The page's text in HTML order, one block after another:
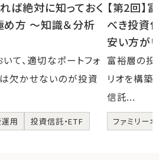
ば絶対に知っておく
方 〜知識＆分析
て、適切なポートフォ
欠かせないのが投資
運用 投資信託・ETF
【第2回】
べき投資
安い方が
富裕層の投
リオを構
信託...
ファミリー